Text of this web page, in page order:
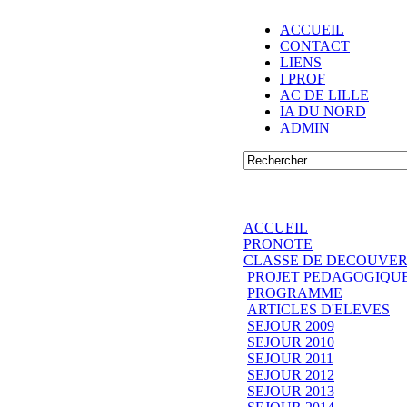
ACCUEIL
CONTACT
LIENS
I PROF
AC DE LILLE
IA DU NORD
ADMIN
ACCUEIL
PRONOTE
CLASSE DE
PROJET
PROGRAMME
ARTICLES D'ELEVES
SEJOUR 2009
SEJOUR 2010
SEJOUR 2011
SEJOUR 2012
SEJOUR 2013